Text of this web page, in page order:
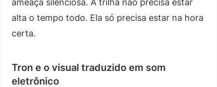
alta o tempo todo. Ela só precisa estar na hora
certa.
Tron e o visual traduzido em som
eletrônico